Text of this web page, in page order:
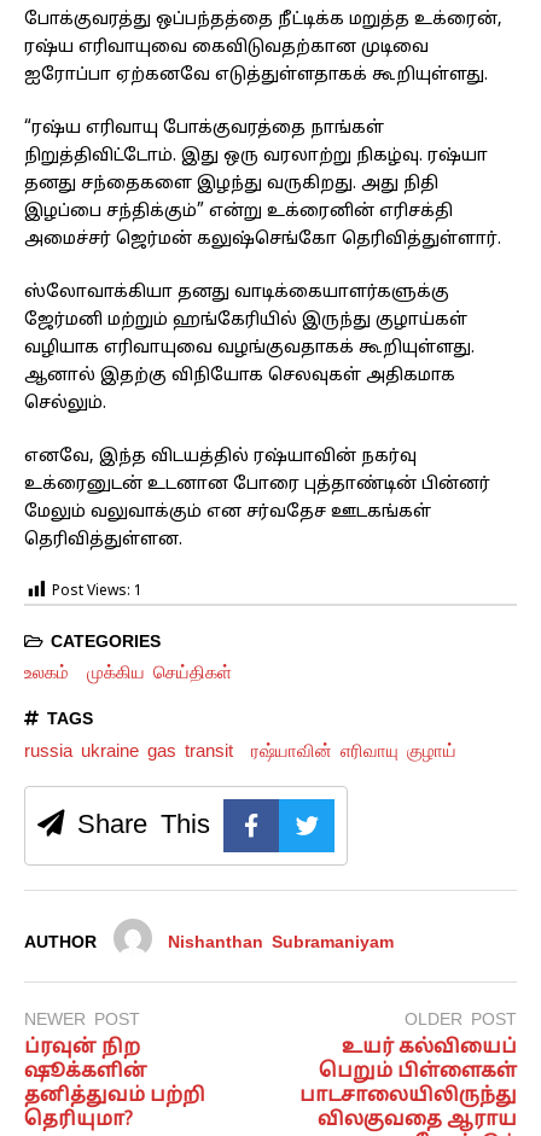
போக்குவரத்து ஒப்பந்தத்தை நீட்டிக்க மறுத்த உக்ரைன்,
ரஷ்ய எரிவாயுவை கைவிடுவதற்கான முடிவை
ஐரோப்பா ஏற்கனவே எடுத்துள்ளதாகக் கூறியுள்ளது.
“ரஷ்ய எரிவாயு போக்குவரத்தை நாங்கள்
நிறுத்திவிட்டோம். இது ஒரு வரலாற்று நிகழ்வு. ரஷ்யா
தனது சந்தைகளை இழந்து வருகிறது. அது நிதி
இழப்பை சந்திக்கும்” என்று உக்ரைனின் எரிசக்தி
அமைச்சர் ஜெர்மன் கலுஷ்செங்கோ தெரிவித்துள்ளார்.
ஸ்லோவாக்கியா தனது வாடிக்கையாளர்களுக்கு
ஜேர்மனி மற்றும் ஹங்கேரியில் இருந்து குழாய்கள்
வழியாக எரிவாயுவை வழங்குவதாகக் கூறியுள்ளது.
ஆனால் இதற்கு விநியோக செலவுகள் அதிகமாக
செல்லும்.
எனவே, இந்த விடயத்தில் ரஷ்யாவின் நகர்வு
உக்ரைனுடன் உடனான போரை புத்தாண்டின் பின்னர்
மேலும் வலுவாக்கும் என சர்வதேச ஊடகங்கள்
தெரிவித்துள்ளன.
Post Views: 1
CATEGORIES
உலகம் முக்கிய செய்திகள்
TAGS
russia ukraine gas transit ரஷ்யாவின் எரிவாயு குழாய்
Share This
AUTHOR Nishanthan Subramaniyam
NEWER POST
ப்ரவுன் நிற
ஷூக்களின்
தனித்துவம் பற்றி
தெரியுமா?
OLDER POST
உயர் கல்வியைப்
பெறும் பிள்ளைகள்
பாடசாலையிலிருந்து
விலகுவதை ஆராய